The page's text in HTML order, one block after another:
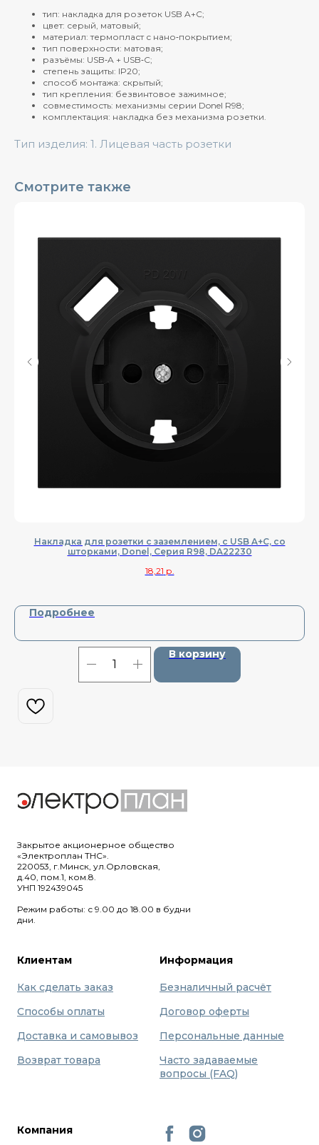
тип: накладка для розеток USB A+C;
цвет: серый, матовый;
материал: термопласт с нано‑покрытием;
тип поверхности: матовая;
разъёмы: USB‑A + USB‑C;
степень защиты: IP20;
способ монтажа: скрытый;
тип крепления: безвинтовое зажимное;
совместимость: механизмы серии Donel R98;
комплектация: накладка без механизма розетки.
Тип изделия: 1. Лицевая часть розетки
Смотрите также
Накладка для розетки с заземлением, с USB A+C, со
шторками, Donel, Cерия R98, DA22230
18,21 р.
Подробнее
В корзину
Закрытое акционерное общество
«Электроплан ТНС».
220053, г.Минск, ул.Орловская,
д.40, пом.1, ком.8.
УНП 192439045
Режим работы: с 9.00 до 18.00 в будни
дни.
Клиентам
Как сделать заказ
Способы оплаты
Доставка и самовывоз
Возврат товара
Информация
Безналичный расчёт
Договор оферты
Персональные данные
Часто задаваемые
вопросы (FAQ)
Компания